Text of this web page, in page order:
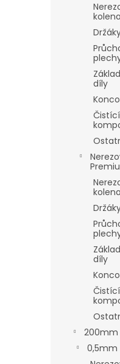
kolena
díly
kolena
díly
200mm
0,5mm